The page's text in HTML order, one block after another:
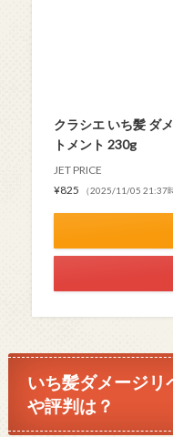
クラシエ いち髪 ダ
トメント 230g
JET PRICE
¥825
（2025/11/05 21:37
いち髪ダメージリ
や評判は？